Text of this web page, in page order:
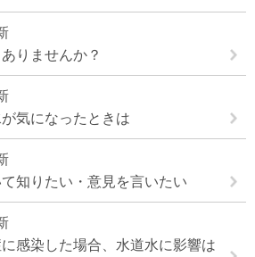
りませんか？
気になったときは
知りたい・意見を言いたい
感染した場合、水道水に影響は